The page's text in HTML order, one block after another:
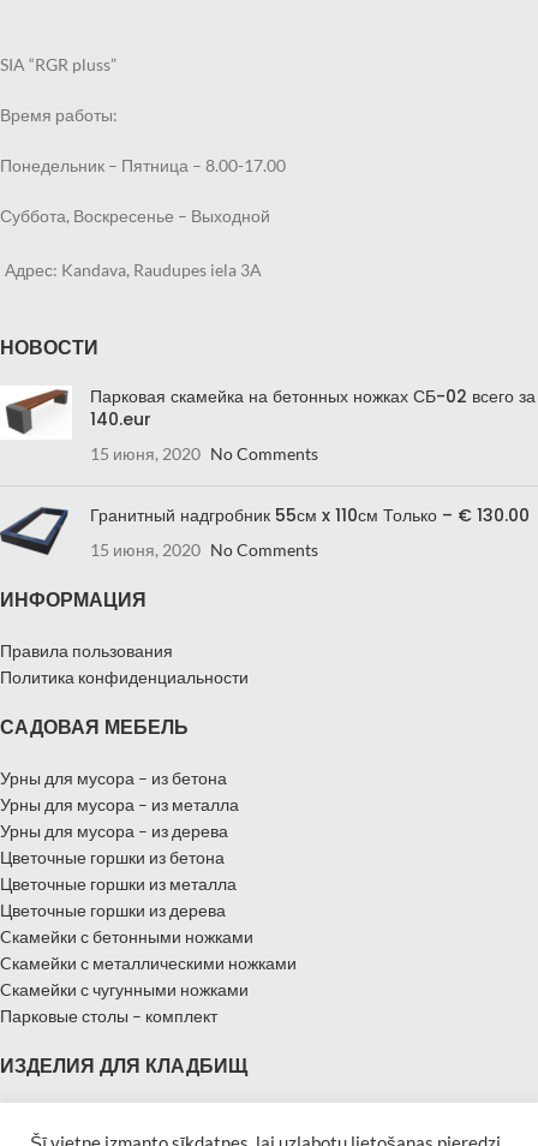
SIA “RGR pluss”
Время работы:
Понедельник – Пятница – 8.00-17.00
Суббота, Воскресенье – Выходной
Адрес: Kandava, Raudupes iela 3A
НОВОСТИ
Парковая скамейка на бетонных ножках СБ-02 всего за
140.eur
15 июня, 2020 No Comments
Гранитный надгробник 55см x 110см Только – € 130.00
15 июня, 2020 No Comments
ИНФОРМАЦИЯ
Правила пользования
Политика конфиденциальности
САДОВАЯ МЕБЕЛЬ
Урны для мусора – из бетона
Урны для мусора – из металла
Урны для мусора – из дерева
Цветочные горшки из бетона
Цветочные горшки из металла
Цветочные горшки из дерева
Cкамейки с бетонными ножками
Cкамейки с металлическими ножками
Cкамейки с чугунными ножками
Парковые столы – комплект
ИЗДЕЛИЯ ДЛЯ КЛАДБИЩ